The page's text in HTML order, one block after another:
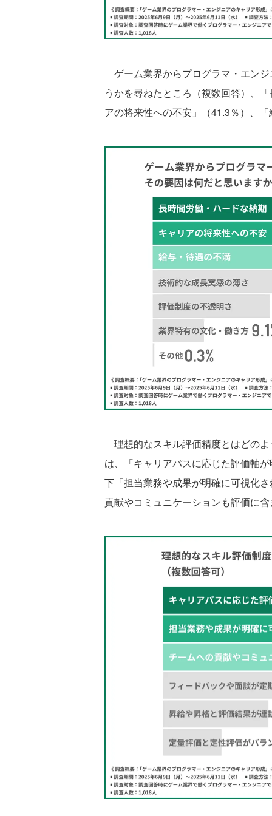
ゲーム業界からプログラマ・エン
うかを尋ねたところ（複数回答）、
アの将来性への不安」（41.3％）、
理想的なスキル評価精度とはどの
は、「キャリアパスに応じた評価軸
下「担当業務や成果が明確に可視化
貢献やコミュニケーションも評価に